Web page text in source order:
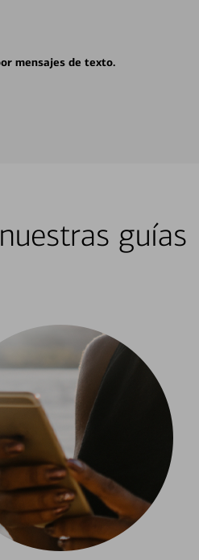
mensajes de texto.
guías